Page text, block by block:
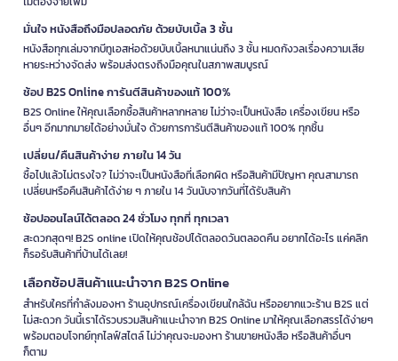
มั่นใจ หนังสือถึงมือปลอดภัย ด้วยบับเบิ้ล 3 ชั้น
หนังสือทุกเล่มจากบีทูเอสห่อด้วยบับเบิ้ลหนาแน่นถึง 3 ชั้น หมดกังวลเรื่องความเสีย
หายระหว่างจัดส่ง พร้อมส่งตรงถึงมือคุณในสภาพสมบูรณ์
ช้อป B2S Online การันตีสินค้าของแท้ 100%
B2S Online ให้คุณเลือกซื้อสินค้าหลากหลาย ไม่ว่าจะเป็นหนังสือ เครื่องเขียน หรือ
อื่นๆ อีกมากมายได้อย่างมั่นใจ ด้วยการการันตีสินค้าของแท้ 100% ทุกชิ้น
เปลี่ยน/คืนสินค้าง่าย ภายใน 14 วัน
ซื้อไปแล้วไม่ตรงใจ? ไม่ว่าจะเป็นหนังสือที่เลือกผิด หรือสินค้ามีปัญหา คุณสามารถ
เปลี่ยนหรือคืนสินค้าได้ง่าย ๆ ภายใน 14 วันนับจากวันที่ได้รับสินค้า
ช้อปออนไลน์ได้ตลอด 24 ชั่วโมง ทุกที่ ทุกเวลา
สะดวกสุดๆ! B2S online เปิดให้คุณช้อปได้ตลอดวันตลอดคืน อยากได้อะไร แค่คลิก
ก็รอรับสินค้าที่บ้านได้เลย!
เลือกช้อปสินค้าแนะนำจาก B2S Online
สำหรับใครที่กำลังมองหา ร้านอุปกรณ์เครื่องเขียนใกล้ฉัน หรืออยากแวะร้าน B2S แต่
ไม่สะดวก วันนี้เราได้รวบรวมสินค้าแนะนำจาก B2S Online มาให้คุณเลือกสรรได้ง่ายๆ
พร้อมตอบโจทย์ทุกไลฟ์สไตล์ ไม่ว่าคุณจะมองหา ร้านขายหนังสือ หรือสินค้าอื่นๆ
ก็ตาม